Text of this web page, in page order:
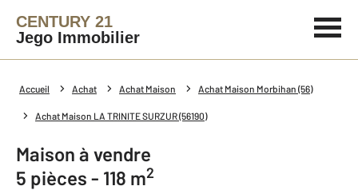
CENTURY 21
Jego Immobilier
Accueil Achat Achat Maison Achat Maison Morbihan (56)
Achat Maison LA TRINITE SURZUR (56190)
Maison à vendre
5 pièces - 118 m2